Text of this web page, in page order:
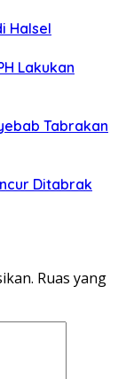
Halsel
Lakukan
Tabrakan
Ditabrak
Ruas yang